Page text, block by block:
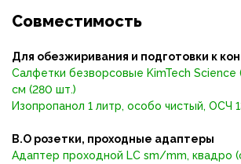
Совместимость
Для обезжиривания и подготовки к
Салфетки безворсовые KimTech Science
см (280 шт.)
Изопропанол 1 литр, особо чистый, ОСЧ
В.О розетки, проходные адаптеры
Адаптер проходной LС sm/mm, квадро